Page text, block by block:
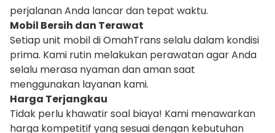
perjalanan Anda lancar dan tepat waktu.
Mobil Bersih dan Terawat
Setiap unit mobil di OmahTrans selalu dalam kondisi
prima. Kami rutin melakukan perawatan agar Anda
selalu merasa nyaman dan aman saat
menggunakan layanan kami.
Harga Terjangkau
Tidak perlu khawatir soal biaya! Kami menawarkan
harga kompetitif yang sesuai dengan kebutuhan